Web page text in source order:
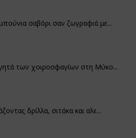
σαβόρι σαν ζωγραφιά με...
των χοιροσφαγίων στη Μύκο...
δρίλλα, σιτάκα και αλε...